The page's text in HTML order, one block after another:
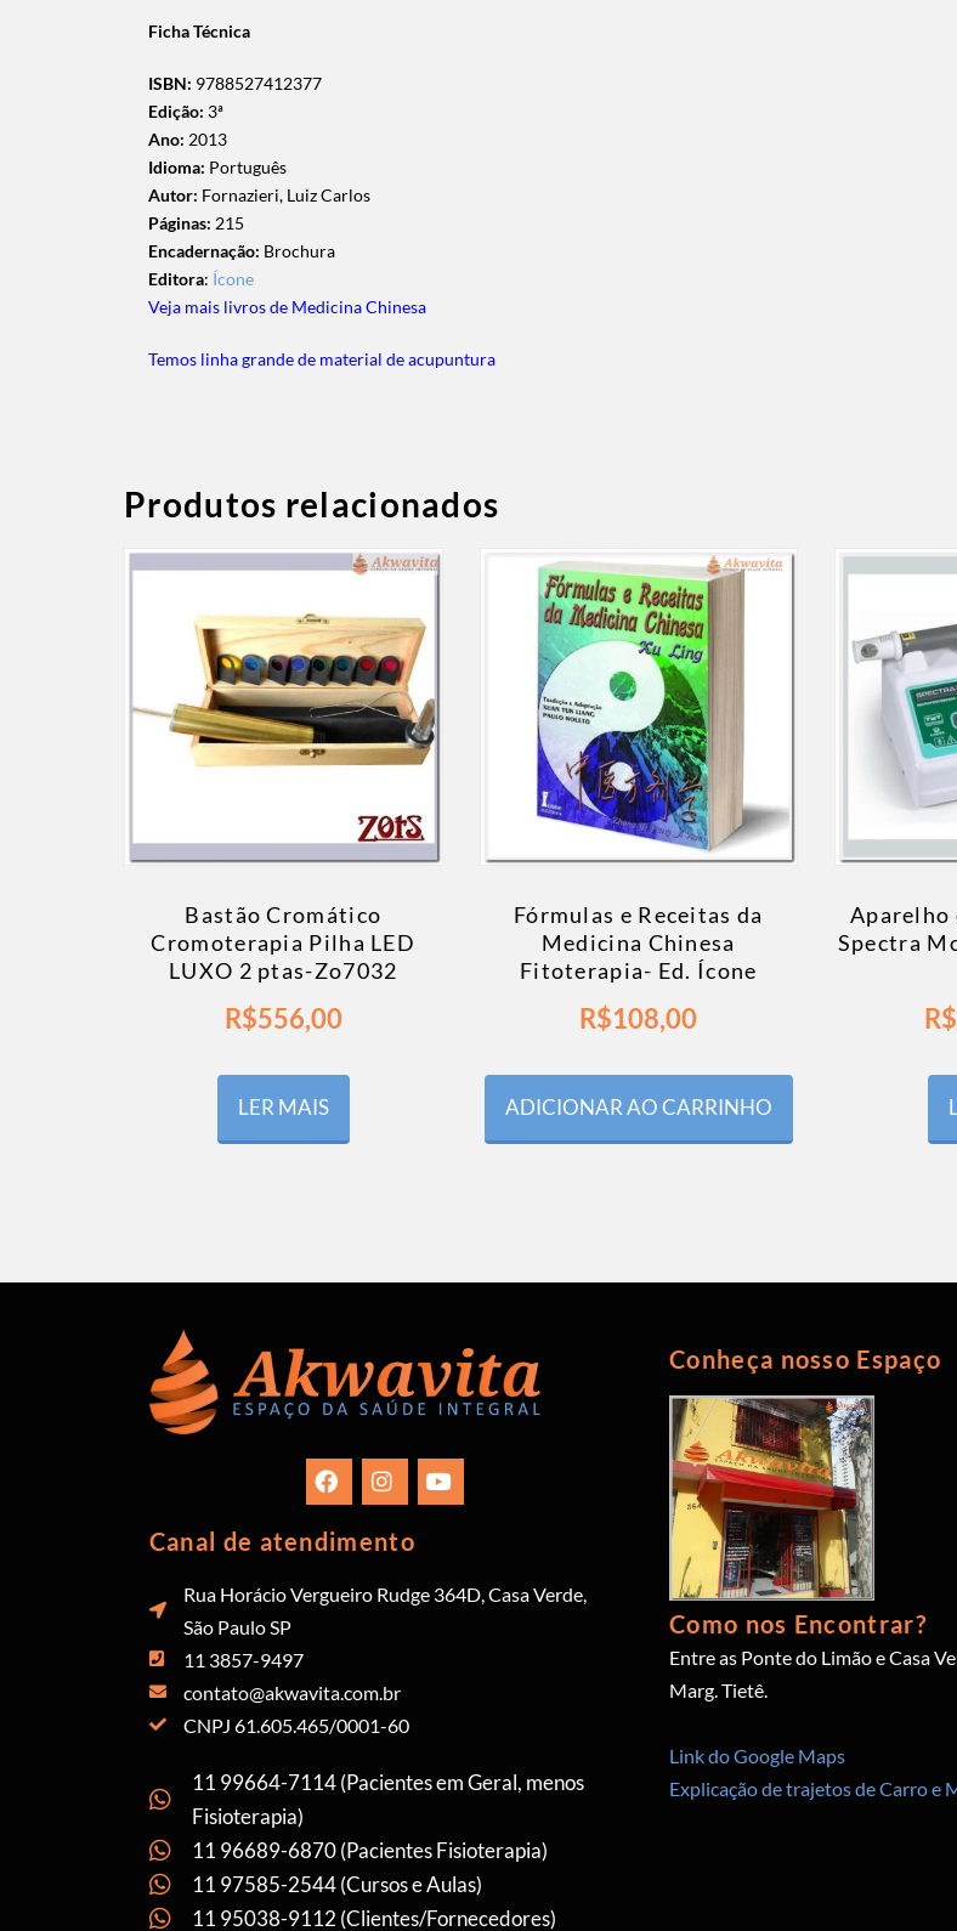
Ficha Técnica
ISBN: 9788527412377
Edição: 3ª
Ano: 2013
Idioma: Português
Autor: Fornazieri, Luiz Carlos
Páginas: 215
Encadernação: Brochura
Editora: Ícone
Veja mais livros de Medicina Chinesa
Temos linha grande de material de acupuntura
Produtos relacionados
Bastão Cromático
Cromoterapia Pilha LED
LUXO 2 ptas-Zo7032
R$556,00
LER MAIS
Fórmulas e Receitas da
Medicina Chinesa
Fitoterapia- Ed. Ícone
R$108,00
ADICIONAR AO CARRINHO
Aparelho
Spectra
R$
Canal de atendimento
Rua Horácio Vergueiro Rudge 364D, Casa Verde,
São Paulo SP
11 3857-9497
contato@akwavita.com.br
CNPJ 61.605.465/0001-60
11 99664-7114 (Pacientes em Geral, menos
Fisioterapia)
11 96689-6870 (Pacientes Fisioterapia)
11 97585-2544 (Cursos e Aulas)
11 95038-9112 (Clientes/Fornecedores)
Conheça nosso Espaço
Como nos Encontrar?
Entre as Ponte do Limão e Casa
Marg. Tietê.
Link do Google Maps
Explicação de trajetos de Carro e